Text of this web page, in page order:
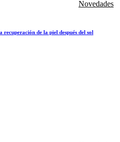
Novedades
de la piel después del sol